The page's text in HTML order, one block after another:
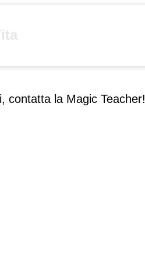
contatta la Magic Teacher!